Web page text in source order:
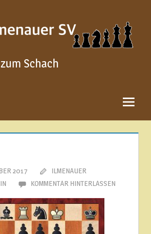
Schach
2017
ILMENAUER
KOMMENTAR HINTERLASSEN